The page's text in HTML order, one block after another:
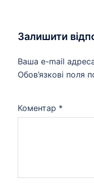
Залишити
Ваша e-mail
Обов’язкові поля
Коментар *